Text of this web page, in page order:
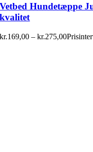
Vetbed Hundetæppe
kvalitet
kr.169,00 – kr.275,00